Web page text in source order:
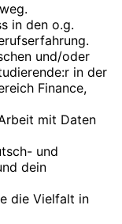
in den o.g.
und/oder
in der
Finance,
mit Daten
und
dein
die Vielfalt in